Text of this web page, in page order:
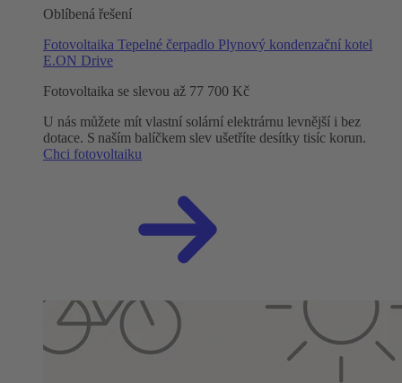
Oblíbená řešení
Fotovoltaika Tepelné čerpadlo Plynový kondenzační kotel
E.ON Drive
Fotovoltaika se slevou až 77 700 Kč
U nás můžete mít vlastní solární elektrárnu levnější i bez
dotace. S naším balíčkem slev ušetříte desítky tisíc korun.
Chci fotovoltaiku